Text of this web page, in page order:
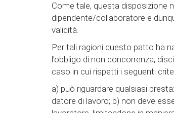
Come tale, questa disposizione
dipendente/collaboratore e
validità.
Per tali ragioni questo patto ha
l’obbligo di non concorrenza,
caso in cui rispetti i seguenti
a) può riguardare qualsiasi
datore di lavoro; b) non deve